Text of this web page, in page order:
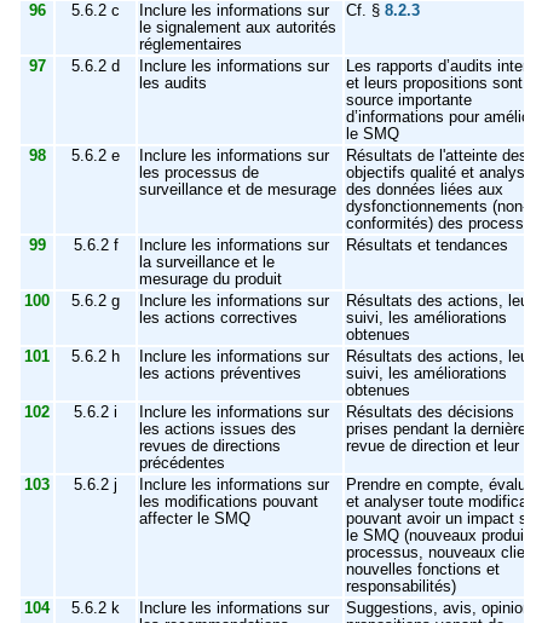
96
5.6.2 c
Inclure les informations sur
le signalement aux autorités
réglementaires
Cf. § 8.2.3
97 5.6.2 d
Inclure les informations sur
les audits
Les rapports d’audits
et leurs propositions sont
source importante
d’informations pour
le SMQ
98
5.6.2 e
Inclure les informations sur
les processus de
surveillance et de mesurage
Résultats de l'atteinte des
objectifs qualité et analyse
des données liées aux
dysfonctionnements (non-
conformités) des processus
99
5.6.2 f
Inclure les informations sur
la surveillance et le
mesurage du produit
Résultats et tendances
100 5.6.2 g
Inclure les informations sur
les actions correctives
Résultats des actions, leur
suivi, les améliorations
obtenues
101
5.6.2 h
Inclure les informations sur
les actions préventives
Résultats des actions, leur
suivi, les améliorations
obtenues
102
5.6.2 i
Inclure les informations sur
les actions issues des
revues de directions
précédentes
Résultats des décisions
prises pendant la dernière
revue de direction et leur
103 5.6.2 j
Inclure les informations sur
les modifications pouvant
affecter le SMQ
Prendre en compte, évaluer
et analyser toute
pouvant avoir un impact sur
le SMQ (nouveaux produits
processus, nouveaux
nouvelles fonctions et
responsabilités)
104
5.6.2 k
Inclure les informations sur
Suggestions, avis,